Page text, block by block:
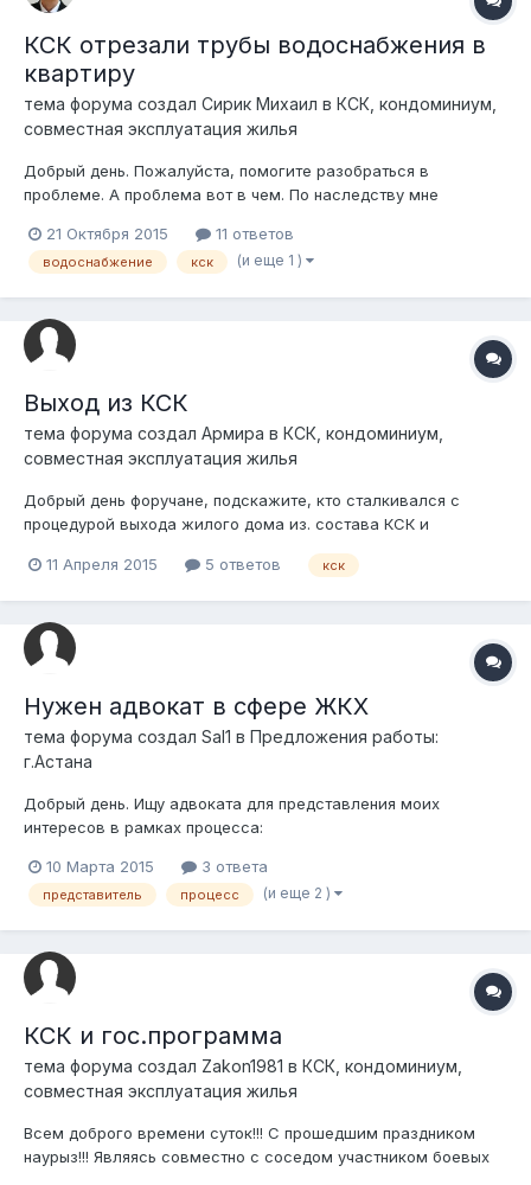
КСК отрезали трубы водоснабжения в
квартиру
тема форума создал Сирик Михаил в КСК, кондоминиум,
совместная эксплуатация жилья
Добрый день. Пожалуйста, помогите разобраться в
проблеме. А проблема вот в чем. По наследству мне
были отрезаны трубы подачи холодной и горячей воды. У
квартиры большие долги за коммунальные услуги. Я начал
21 Октября 2015 11 ответов
водоснабжение кск (и еще 1 )
Выход из КСК
тема форума создал Армира в КСК, кондоминиум,
совместная эксплуатация жилья
Добрый день форучане, подскажите, кто сталкивался с
процедурой выхода жилого дома из. состава КСК и
них квартиранты. Как правильно все оформить?
передаваться новому КСК. Действующий пре...
11 Апреля 2015 5 ответов кск
Нужен адвокат в сфере ЖКХ
тема форума создал Sal1 в Предложения работы:
г.Астана
Добрый день. Ищу адвоката для представления моих
интересов в рамках процесса:
обещали-кск-сделали-ип-теперь-требуют-оплаты/ 8701 512
8890
10 Марта 2015 3 ответа
представитель процесс (и еще 2 )
КСК и гос.программа
тема форума создал Zakon1981 в КСК, кондоминиум,
совместная эксплуатация жилья
Всем доброго времени суток!!! С прошедшим праздником
наурыз!!! Являясь совместно с соседом участником боевых